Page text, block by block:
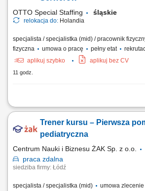
OTTO Special Staffing śląskie
relokacja do: Holandia
specjalista / specjalistka (mid) / pracownik
fizyczna
umowa o pracę pełny etat
aplikuj szybko
aplikuj bez CV
11 godz.
Opis stanowiska: montaż i konfiguracja
podzespołów komputerowych i
dystrybucji, realizacja zadań produkcyjnych
Trener kursu – Pierwsza
pediatryczna
Centrum Nauki i Biznesu ŻAK Sp. z o.o.
praca zdalna
siedziba firmy: Łódź
specjalista / specjalistka (mid) umowa zlecenie